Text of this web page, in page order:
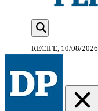
RECIFE, 10/08/2026